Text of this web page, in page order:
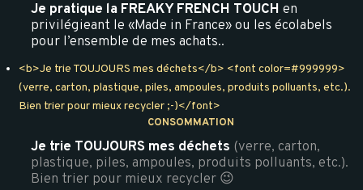
Je pratique la FREAKY FRENCH TOUCH en
privilégieant le «Made in France» ou les écolabels
pour l’ensemble de mes achats..
<b>Je trie TOUJOURS mes déchets</b> <font color=#999999>
(verre, carton, plastique, piles, ampoules, produits polluants, etc.).
Bien trier pour mieux recycler ;-)</font>
CONSOMMATION
Je trie TOUJOURS mes déchets (verre, carton,
plastique, piles, ampoules, produits polluants, etc.).
Bien trier pour mieux recycler 😉